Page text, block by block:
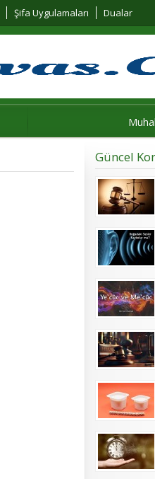
Şifa Uygulamaları Dualar
Güncel